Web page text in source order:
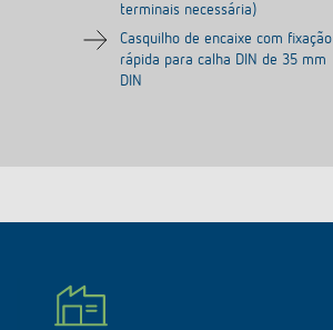
terminais necessária)
Casquilho de encaixe com fixação
rápida para calha DIN de 35 mm
DIN